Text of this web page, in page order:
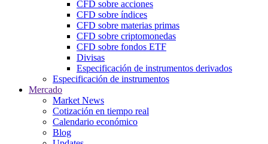
CFD sobre acciones
CFD sobre índices
CFD sobre materias primas
CFD sobre criptomonedas
CFD sobre fondos ETF
Divisas
Especificación de instrumentos derivados
Especificación de instrumentos
Mercado
Market News
Cotización en tiempo real
Calendario económico
Blog